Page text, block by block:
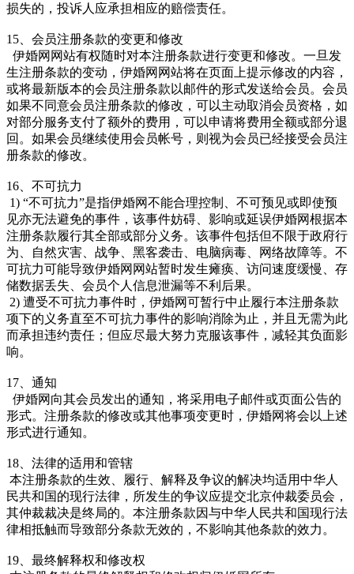
损失的，投诉人应承担相应的赔偿责任。
15、会员注册条款的变更和修改
伊婚网网站有权随时对本注册条款进行变更和修改。一旦发
生注册条款的变动，伊婚网网站将在页面上提示修改的内容，
或将最新版本的会员注册条款以邮件的形式发送给会员。会员
如果不同意会员注册条款的修改，可以主动取消会员资格，如
对部分服务支付了额外的费用，可以申请将费用全额或部分退
回。如果会员继续使用会员帐号，则视为会员已经接受会员注
册条款的修改。
16、不可抗力
1) “不可抗力”是指伊婚网不能合理控制、不可预见或即使预
见亦无法避免的事件，该事件妨碍、影响或延误伊婚网根据本
注册条款履行其全部或部分义务。该事件包括但不限于政府行
为、自然灾害、战争、黑客袭击、电脑病毒、网络故障等。不
可抗力可能导致伊婚网网站暂时发生瘫痪、访问速度缓慢、存
储数据丢失、会员个人信息泄漏等不利后果。
2) 遭受不可抗力事件时，伊婚网可暂行中止履行本注册条款
项下的义务直至不可抗力事件的影响消除为止，并且无需为此
而承担违约责任；但应尽最大努力克服该事件，减轻其负面影
响。
17、通知
伊婚网向其会员发出的通知，将采用电子邮件或页面公告的
形式。注册条款的修改或其他事项变更时，伊婚网将会以上述
形式进行通知。
18、法律的适用和管辖
本注册条款的生效、履行、解释及争议的解决均适用中华人
民共和国的现行法律，所发生的争议应提交北京仲裁委员会，
其仲裁裁决是终局的。本注册条款因与中华人民共和国现行法
律相抵触而导致部分条款无效的，不影响其他条款的效力。
19、最终解释权和修改权